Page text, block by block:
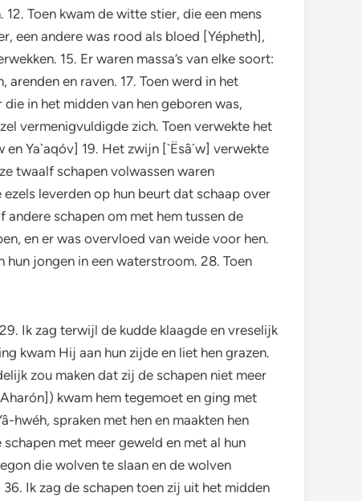
Toen kwam de witte stier, die een mens
een andere was rood als bloed [Yépheth],
15. Er waren massa’s van elke soort:
arenden en raven. 17. Toen werd in het
in het midden van hen geboren was,
vermenigvuldigde zich. Toen verwekte het
Ya`aqóv] 19. Het zwijn [`Ësâ´w] verwekte
twaalf schapen volwassen waren
ezels leverden op hun beurt dat schaap over
schapen om met hem tussen de
en er was overvloed van weide voor hen.
jongen in een waterstroom. 28. Toen
Ik zag terwijl de kudde klaagde en vreselijk
kwam Hij aan hun zijde en liet hen grazen.
zou maken dat zij de schapen niet meer
kwam hem tegemoet en ging met
hwéh, spraken met hen en maakten hen
met meer geweld en met al hun
die wolven te slaan en de wolven
Ik zag de schapen toen zij uit het midden